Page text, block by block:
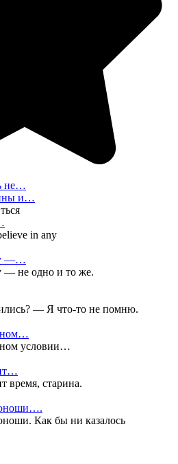
не…
и…
in any
—…
— не одно и то же.
— Я что-то не помню.
условии…
время, старина.
Как бы ни казалось